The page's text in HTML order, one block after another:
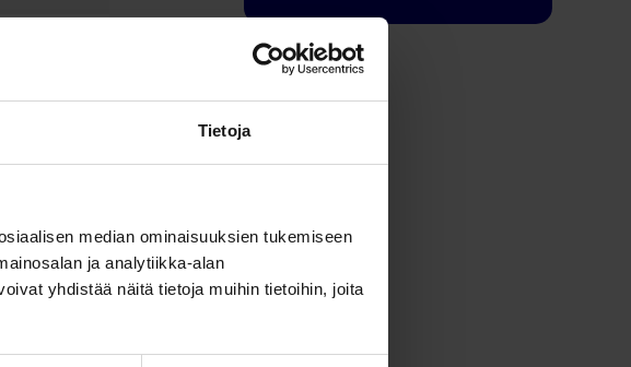
Tietoja
median ominaisuuksien tukemiseen
ja analytiikka-alan
yhdistää näitä tietoja muihin tietoihin, joita
10
10
10
Jaa tämä